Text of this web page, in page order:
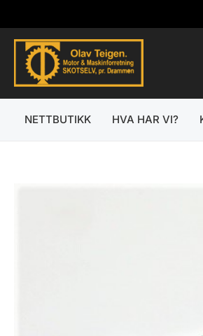
rett
innholdet
NETTBUTIKK HVA HAR VI?